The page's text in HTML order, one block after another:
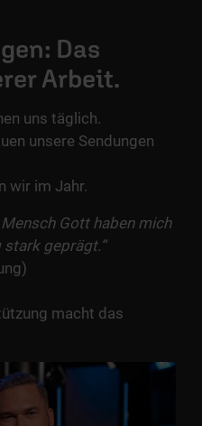
Das
Arbeit.
uns täglich.
unsere Sendungen
wir im Jahr.
Gott haben mich
geprägt.“
macht das